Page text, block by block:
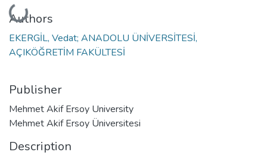
Loading...
Authors
EKERGİL, Vedat; ANADOLU ÜNİVERSİTESİ,
AÇIKÖĞRETİM FAKÜLTESİ
Publisher
Mehmet Akif Ersoy University
Mehmet Akif Ersoy Üniversitesi
Description